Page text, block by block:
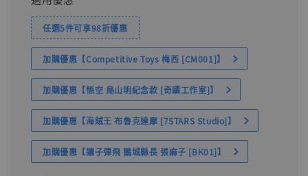
任選5件可享98折優惠
加購優惠【Competitive Toys 梅西 [CM001]】
加購優惠【悟空 鳥山明紀念款 [奇蹟工作室]】
加購優惠【海賊王 布魯克達摩 [7STARS Studio]】
加購優惠【讓子彈飛 鵝城縣長 張麻子 [BK01]】